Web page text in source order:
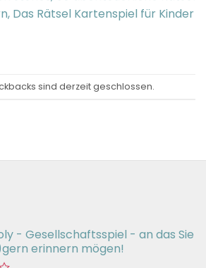
Das Rätsel Kartenspiel für Kinder
sind derzeit geschlossen.
- Gesellschaftsspiel - an das Sie
erinnern mögen!